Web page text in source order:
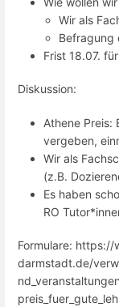
Wir als
Befragung
Frist 18.07.
Diskussion:
Athene Preis:
vergeben,
Wir als
(z.B.
Es haben
RO
Formulare:
darmstadt.de/